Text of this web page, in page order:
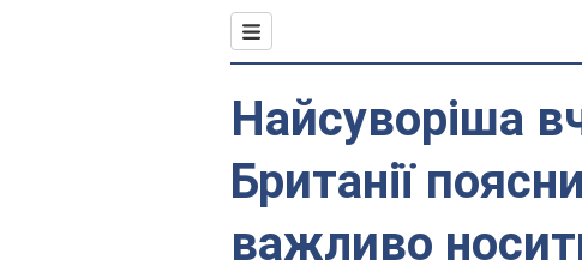
Найсуворіша
Британії
важливо